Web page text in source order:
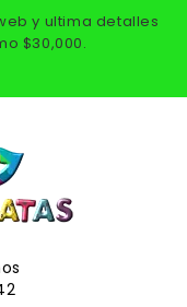
y ultima detalles
$30,000.